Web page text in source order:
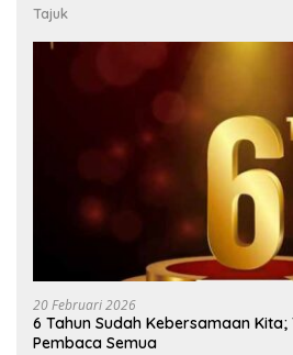
Tajuk
20 Februari 2026
6 Tahun Sudah Kebersamaan Kita;
Pembaca Semua